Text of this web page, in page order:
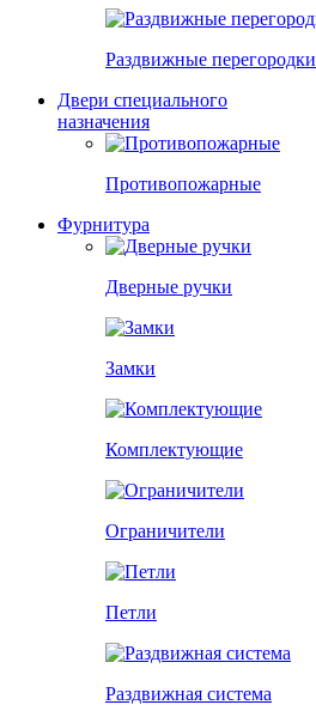
Раздвижные перегородки
Двери специального
назначения
Противопожарные
Фурнитура
Дверные ручки
Замки
Комплектующие
Ограничители
Петли
Раздвижная система